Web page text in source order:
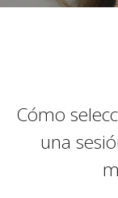
Cómo
una